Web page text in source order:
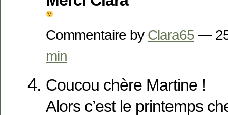
Commentaire by Clara65 —
min
Coucou chère Martine !
Alors c’est le printemps